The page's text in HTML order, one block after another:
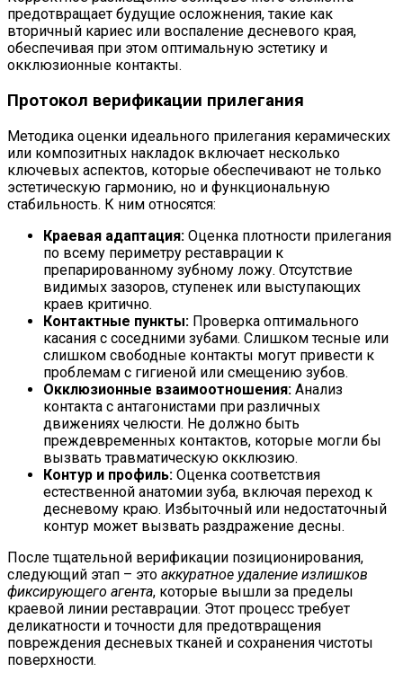
предотвращает будущие осложнения, такие как
вторичный кариес или воспаление десневого края,
обеспечивая при этом оптимальную эстетику и
окклюзионные контакты.
Протокол верификации прилегания
Методика оценки идеального прилегания керамических
или композитных накладок включает несколько
ключевых аспектов, которые обеспечивают не только
эстетическую гармонию, но и функциональную
стабильность. К ним относятся:
Краевая адаптация: Оценка плотности прилегания
по всему периметру реставрации к
препарированному зубному ложу. Отсутствие
видимых зазоров, ступенек или выступающих
краев критично.
Контактные пункты: Проверка оптимального
касания с соседними зубами. Слишком тесные или
слишком свободные контакты могут привести к
проблемам с гигиеной или смещению зубов.
Окклюзионные взаимоотношения: Анализ
контакта с антагонистами при различных
движениях челюсти. Не должно быть
преждевременных контактов, которые могли бы
вызвать травматическую окклюзию.
Контур и профиль: Оценка соответствия
естественной анатомии зуба, включая переход к
десневому краю. Избыточный или недостаточный
контур может вызвать раздражение десны.
После тщательной верификации позиционирования,
следующий этап – это аккуратное удаление излишков
фиксирующего агента, которые вышли за пределы
краевой линии реставрации. Этот процесс требует
деликатности и точности для предотвращения
повреждения десневых тканей и сохранения чистоты
поверхности.